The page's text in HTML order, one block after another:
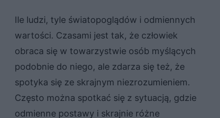
Ile ludzi, tyle światopoglądów i odmiennych
wartości. Czasami jest tak, że człowiek
obraca się w towarzystwie osób myślących
podobnie do niego, ale zdarza się też, że
spotyka się ze skrajnym niezrozumieniem.
Często można spotkać się z sytuacją, gdzie
odmienne postawy i skrajnie różne